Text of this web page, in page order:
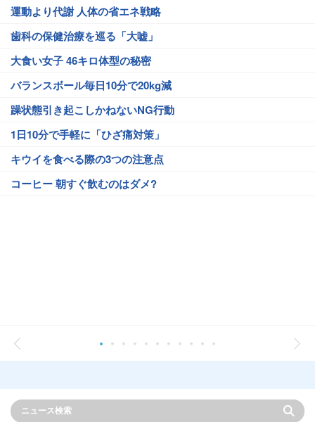
運動より代謝 人体の省エネ戦略
歯科の保健治療を巡る「大嘘」
大食い女子 46キロ体型の秘密
バランスボール毎日10分で20kg減
躁状態引き起こしかねないNG行動
1日10分で手軽に「ひざ痛対策」
キウイを食べる際の3つの注意点
コーヒー 朝すぐ飲むのはダメ?